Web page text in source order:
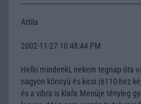
Attila
2002-11-27 10:48:44 PM
Hello mindenki, nekem tegnap óta
nagyon könnyû és kicsi (6110-hez
és a vibra is klafa.Menüje tényleg